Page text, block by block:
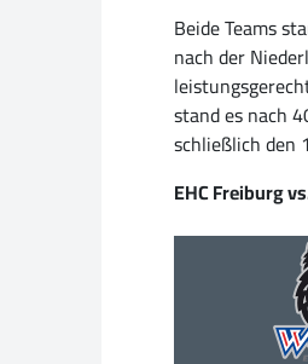
Beide Teams
nach der
stand es nach
schließlich den
EHC Freiburg